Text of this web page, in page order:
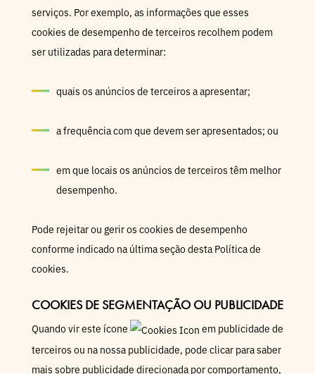
serviços. Por exemplo, as informações que esses
cookies de desempenho de terceiros recolhem podem
ser utilizadas para determinar:
quais os anúncios de terceiros a apresentar;
a frequência com que devem ser apresentados; ou
em que locais os anúncios de terceiros têm melhor
desempenho.
Pode rejeitar ou gerir os cookies de desempenho
conforme indicado na última seção desta Política de
cookies.
COOKIES DE SEGMENTAÇÃO OU PUBLICIDADE
Quando vir este ícone
em publicidade de
terceiros ou na nossa publicidade, pode clicar para saber
mais sobre publicidade direcionada por comportamento,